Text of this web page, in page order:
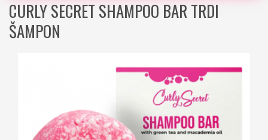
CURLY SECRET SHAMPOO BAR TRDI
ŠAMPON